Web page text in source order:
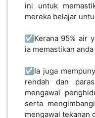
ini untuk
mereka belajar
☑️Kerana 95% air
ia memastikan
​​​​​☑️Ia juga
rendah dan
mengawal
serta
mengawal tekanan
MELAKA(53)
PENANG(2)
PERLIS(6)
KUALA